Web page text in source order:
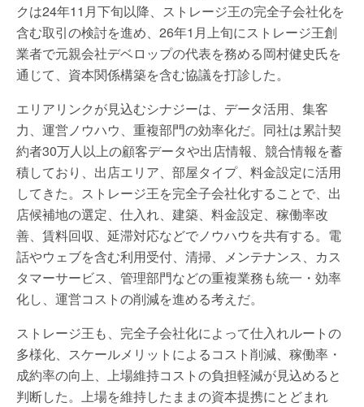
クは24年11月下旬以降、ストレージ王の完全子会社化を
含む取引の検討を進め、26年1月上旬にストレージ王創
業者で元親会社デベロップの代表を務める岡村健史氏を
通じて、資本関係構築を含む協議を打診した。
エリアリンクが見込むシナジーは、データ活用、集客
力、運営ノウハウ、重複部門の効率化だ。同社は累計契
約者30万人以上の顧客データや出店情報、競合情報を蓄
積しており、出店エリア、部屋タイプ、料金設定に活用
してきた。ストレージ王を完全子会社化することで、出
店候補地の選定、仕入れ、建築、料金設定、稼働率改
善、賃料回収、延滞対応などでノウハウを共有する。電
話やウェブを含む利用受付、清掃、メンテナンス、カス
タマーサービス、管理部門などの重複業務も統一・効率
化し、運営コストの削減を進める考えだ。
ストレージ王も、完全子会社化によって仕入れルートの
多様化、スケールメリットによるコスト削減、稼働率・
成約率の向上、上場維持コストの負担軽減が見込めると
判断した。上場を維持したままの資本提携にとどまれ